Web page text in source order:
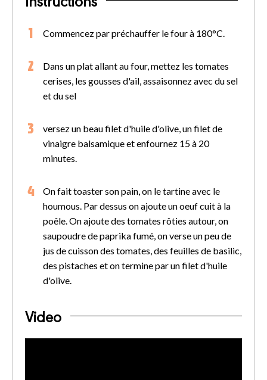
Commencez par préchauffer le four à 180°C.
Dans un plat allant au four, mettez les tomates
cerises, les gousses d'ail, assaisonnez avec du sel
et du sel
versez un beau filet d'huile d'olive, un filet de
vinaigre balsamique et enfournez 15 à 20
minutes.
On fait toaster son pain, on le tartine avec le
houmous. Par dessus on ajoute un oeuf cuit à la
poêle. On ajoute des tomates rôties autour, on
saupoudre de paprika fumé, on verse un peu de
jus de cuisson des tomates, des feuilles de basilic,
des pistaches et on termine par un filet d'huile
d'olive.
Video